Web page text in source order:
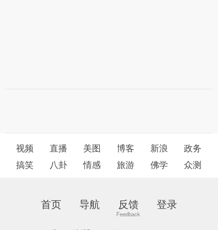
视频 直播 美图 博客 新浪
政务
搞笑
八卦 情感 旅游 佛学 众测
首页 导航 反馈 登录